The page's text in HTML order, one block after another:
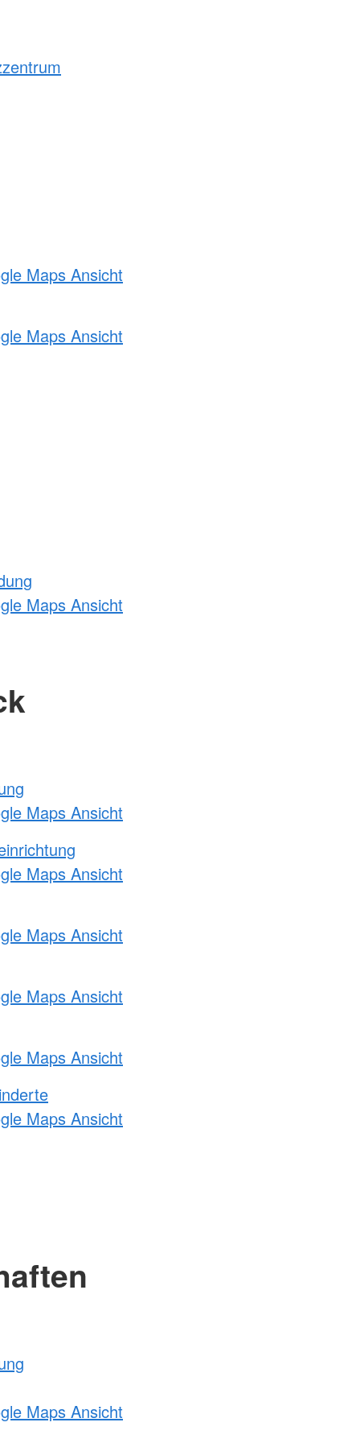
Maps Ansicht
Maps Ansicht
Maps Ansicht
Maps Ansicht
Maps Ansicht
Maps Ansicht
Maps Ansicht
Maps Ansicht
Maps Ansicht
Maps Ansicht